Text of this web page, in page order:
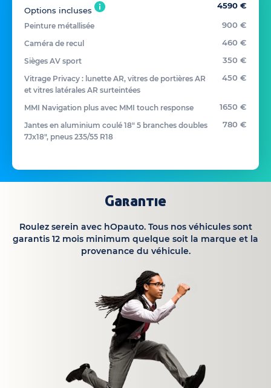
Options incluses 4590 €
Peinture métallisée 900 €
Caméra de recul 460 €
Sièges AV sport 350 €
Vitrage Privacy : lunette AR, vitres de portières AR
et vitres latérales AR surteintées
450 €
MMI Navigation plus avec MMI touch response 1650 €
Jantes en aluminium coulé 18" 5 branches doubles
7Jx18", pneus 235/55 R18
780 €
Garantie
Roulez serein avec hOpauto. Tous nos véhicules sont
garantis 12 mois minimum quelque soit la marque et la
provenance du véhicule.